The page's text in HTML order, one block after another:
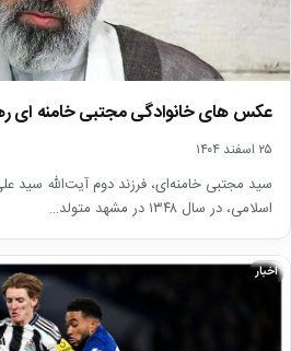
عکس های خانوادگی مجتبی خامنه ای
۲۵ اسفند ۱۴۰۴
سید مجتبی خامنه‌ای، فرزند دوم آیت‌الله سید
اسلامی، در سال ۱۳۴۸ در مشهد متولد…
اخبار